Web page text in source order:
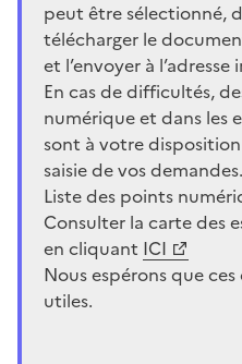
peut être sélectionné,
télécharger le
et l’envoyer à l’adresse
En cas de difficultés,
numérique et dans les
sont à votre
saisie de vos demandes.
Liste des points
Consulter la carte des
en cliquant ICI
Nous espérons que
utiles.